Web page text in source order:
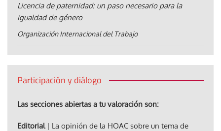
Licencia de paternidad: un paso necesario para la
igualdad de género
Organización Internacional del Trabajo
Participación y diálogo
Las secciones abiertas a tu valoración son:
Editorial| La opinión de la HOAC sobre un tema de